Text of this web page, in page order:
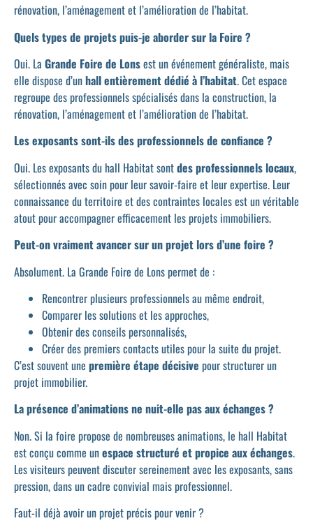
rénovation, l’aménagement et l’amélioration de l’habitat.
Quels types de projets puis-je aborder sur la Foire ?
Oui. La Grande Foire de Lonsest un événement généraliste, mais
elle dispose d’unhall entièrement dédié à l’habitat. Cet espace
regroupe des professionnels spécialisés dans la construction, la
rénovation, l’aménagement et l’amélioration de l’habitat.
Les exposants sont-ils des professionnels de confiance ?
Oui. Les exposants du hall Habitat sontdes professionnels locaux,
sélectionnés avec soin pour leur savoir-faire et leur expertise. Leur
connaissance du territoire et des contraintes locales est un véritable
atout pour accompagner efficacement les projets immobiliers.
Peut-on vraiment avancer sur un projet lors d’une foire ?
Absolument. La Grande Foire de Lons permet de :
Rencontrer plusieurs professionnels au même endroit,
Comparer les solutions et les approches,
Obtenir des conseils personnalisés,
Créer des premiers contacts utiles pour la suite du projet.
C’est souvent une première étape décisive pour structurer un
projet immobilier.
La présence d’animations ne nuit-elle pas aux échanges ?
Non. Si la foire propose de nombreuses animations, le hall Habitat
est conçu comme unespace structuré et propice aux échanges.
Les visiteurs peuvent discuter sereinement avec les exposants, sans
pression, dans un cadre convivial mais professionnel.
Faut-il déjà avoir un projet précis pour venir ?